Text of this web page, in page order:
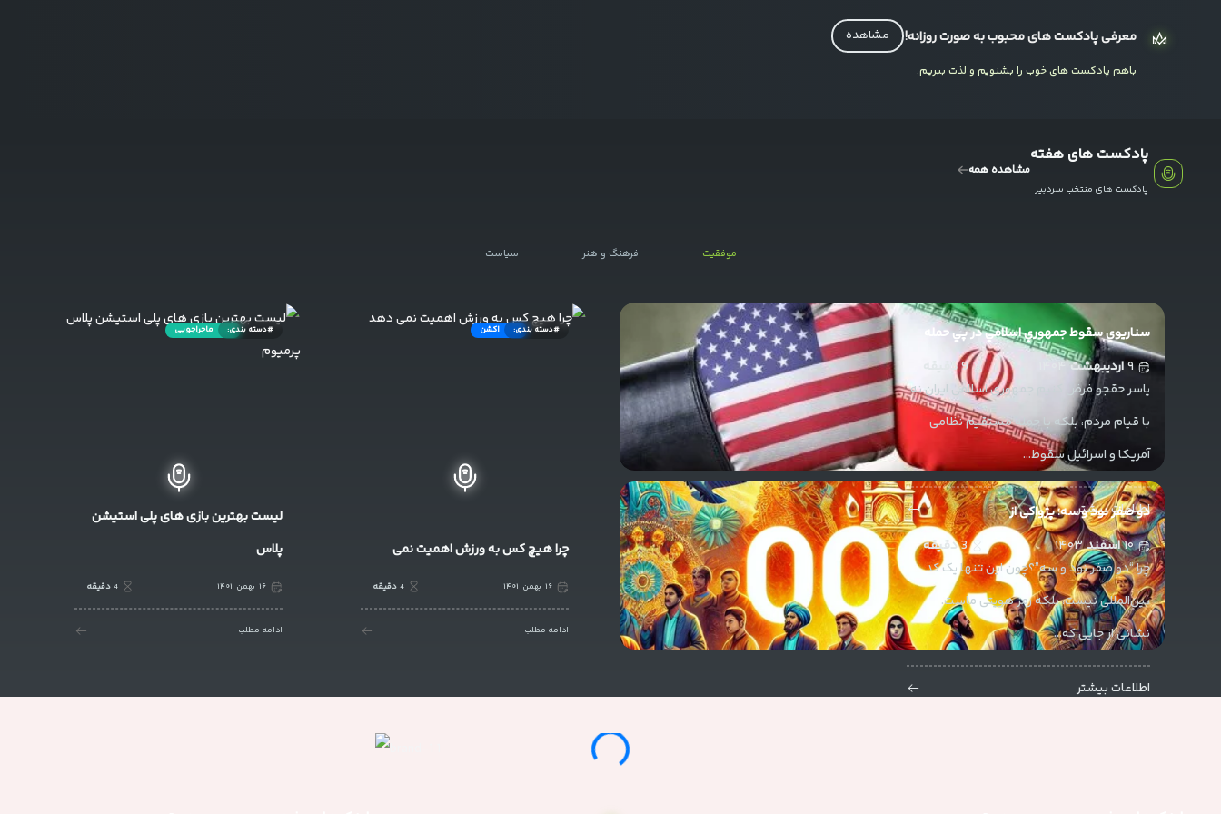
ماجراجویی
لورم ایپسوم متن ساختگی با تولید سادگی نامفهوم از صنعت
ماجراجویی بهمن ۱۴۰۱ 0 دیدگاه
محققان جهش ژنتیکی مربوط به افت شنوایی را شناسایی کردند
لورم ایپسوم متن ساختگی با تولید سادگی نامفهوم از صنعت
سلامتی ۲۲ اردیبهشت ۱۴۰۱ 0 دیدگاه
معرفی پادکست های محبوب به صورت روزانه!
باهم پادکست های خوب را بشنویم و لذت ببریم.
مشاهده
پادکست های هفته
پادکست های منتخب سردبیر
مشاهده همه
موفقیت فرهنگ و هنر سیاست
سناريوي سقوط جمهوري اسلامي در پي حمله
۹اردیبهشت۱۴۰۴ 9دقیقه
یاسر حقجو فرض کنیم جمهوری اسلامی ایران نه
با قیام مردم، بلکه با حمله مستقیم نظامی
آمریکا و اسرائیل سقوط
اطلاعات بیشتر
دو صفر نود و سه؛ پژواکی از
۱۰اسفند۱۴۰۳ 3دقیقه
چرا “دو صفر نود و سه”؟چون این تنها یک کد
بین‌المللی نیست، بلکه رمز هویتی ماست.
نشانی از جایی که
اطلاعات بیشتر
#دسته بندی: اکشن
چرا هیچ کس به ورزش اهمیت نمی
۱۶ بهمن ۱۴۰۱ 4 دقیقه
ادامه مطلب
#دسته بندی: ماجراجویی
لیست بهترین بازی های پلی استیشن
پلاس
۱۶ بهمن ۱۴۰۱ 4 دقیقه
ادامه مطلب